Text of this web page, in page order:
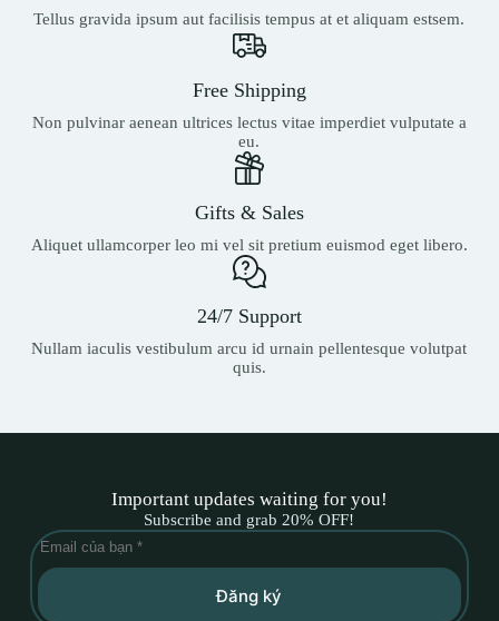
Tellus gravida ipsum aut facilisis tempus at et aliquam estsem.
Free Shipping
Non pulvinar aenean ultrices lectus vitae imperdiet vulputate a
eu.
Gifts & Sales
Aliquet ullamcorper leo mi vel sit pretium euismod eget libero.
24/7 Support
Nullam iaculis vestibulum arcu id urnain pellentesque volutpat
quis.
Important updates waiting for you!
Subscribe and grab 20% OFF!
Đăng ký